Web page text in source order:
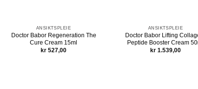
ANSIKTSPLEIE
Doctor Babor Regeneration The
Cure Cream 15ml
kr 527,00
ANSIKTSPLEIE
Doctor Babor Lifting
Peptide Booster Cream
kr 1.539,00